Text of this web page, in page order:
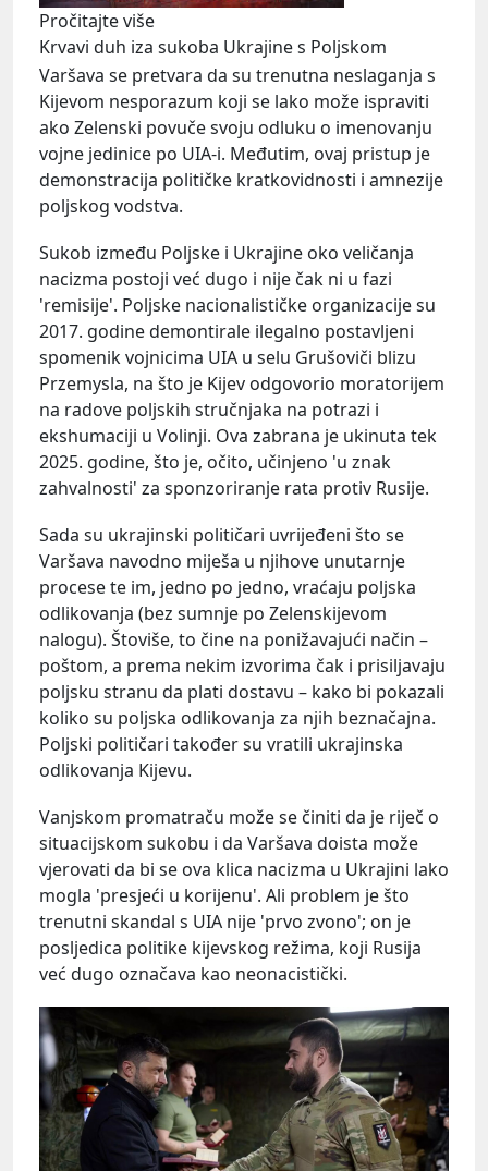
Pročitajte više
Krvavi duh iza sukoba Ukrajine s Poljskom
Varšava se pretvara da su trenutna neslaganja s
Kijevom nesporazum koji se lako može ispraviti
ako Zelenski povuče svoju odluku o imenovanju
vojne jedinice po UIA-i. Međutim, ovaj pristup je
demonstracija političke kratkovidnosti i amnezije
poljskog vodstva.
Sukob između Poljske i Ukrajine oko veličanja
nacizma postoji već dugo i nije čak ni u fazi
'remisije'. Poljske nacionalističke organizacije su
2017. godine demontirale ilegalno postavljeni
spomenik vojnicima UIA u selu Grušoviči blizu
Przemysla, na što je Kijev odgovorio moratorijem
na radove poljskih stručnjaka na potrazi i
ekshumaciji u Volinji. Ova zabrana je ukinuta tek
2025. godine, što je, očito, učinjeno 'u znak
zahvalnosti' za sponzoriranje rata protiv Rusije.
Sada su ukrajinski političari uvrijeđeni što se
Varšava navodno miješa u njihove unutarnje
procese te im, jedno po jedno, vraćaju poljska
odlikovanja (bez sumnje po Zelenskijevom
nalogu). Štoviše, to čine na ponižavajući način –
poštom, a prema nekim izvorima čak i prisiljavaju
poljsku stranu da plati dostavu – kako bi pokazali
koliko su poljska odlikovanja za njih beznačajna.
Poljski političari također su vratili ukrajinska
odlikovanja Kijevu.
Vanjskom promatraču može se činiti da je riječ o
situacijskom sukobu i da Varšava doista može
vjerovati da bi se ova klica nacizma u Ukrajini lako
mogla 'presjeći u korijenu'. Ali problem je što
trenutni skandal s UIA nije 'prvo zvono'; on je
posljedica politike kijevskog režima, koji Rusija
već dugo označava kao neonacistički.